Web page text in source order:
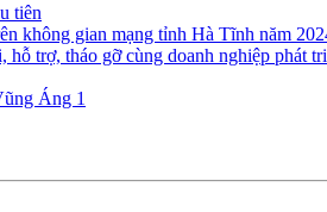
tiên
không gian mạng tỉnh Hà Tĩnh năm
hỗ trợ, tháo gỡ cùng doanh nghiệp phát
Áng 1